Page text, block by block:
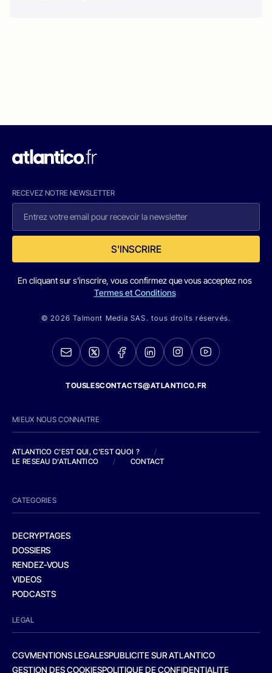
RECEVEZ NOTRE NEWSLETTER
S'INSCRIRE
En cliquant sur s'inscrire, vous confirmez que vous acceptez nos
Termes et Conditions
© 2026 Talmont Media SAS. tous droits réservés.
TOUSLESCONTACTS@ATLANTICO.FR
MIEUX NOUS CONNAITRE
ATLANTICO C'EST QUI, C'EST QUOI ?
/
LE RESEAU D'ATLANTICO
/ CONTACT
CATEGORIES
DECRYPTAGES
DOSSIERS
RENDEZ-VOUS
VIDEOS
PODCASTS
LEGAL
CGVMENTIONS LEGALESPUBLICITE SUR ATLANTICO
GESTION DES COOKIESPOLITIQUE DE CONFIDENTIALITE